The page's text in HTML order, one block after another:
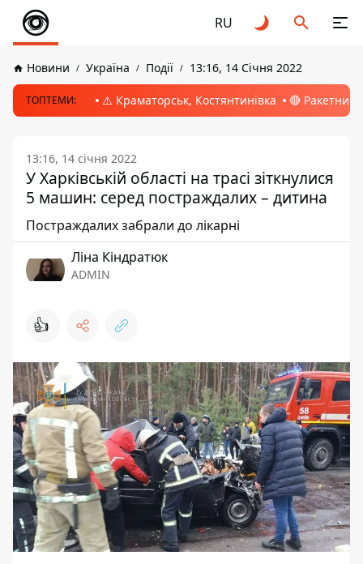
RU
Новини Україна Події 13:16, 14 Січня 2022
ТОПТЕМИ: ⚠️ Краматорськ, Костянтинівка 🔴 Ракетний
13:16, 14 січня 2022
У Харківській області на трасі зіткнулися
5 машин: серед постраждалих – дитина
Постраждалих забрали до лікарні
Ліна Кіндратюк
ADMIN
👍